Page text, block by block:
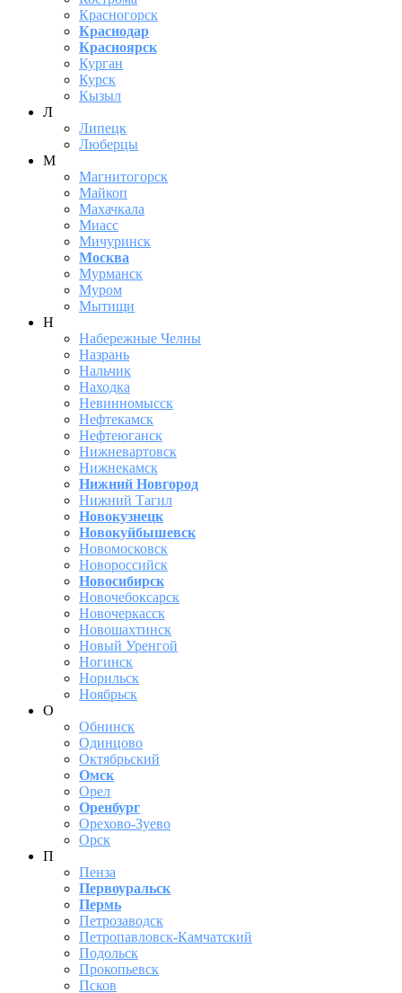
Красногорск
Краснодар
Красноярск
Курган
Курск
Кызыл
Л
Липецк
Люберцы
М
Магнитогорск
Майкоп
Махачкала
Миасс
Мичуринск
Москва
Мурманск
Муром
Мытищи
Н
Набережные Челны
Назрань
Нальчик
Находка
Невинномысск
Нефтекамск
Нефтеюганск
Нижневартовск
Нижнекамск
Нижний Новгород
Нижний Тагил
Новокузнецк
Новокуйбышевск
Новомосковск
Новороссийск
Новосибирск
Новочебоксарск
Новочеркасск
Новошахтинск
Новый Уренгой
Ногинск
Норильск
Ноябрьск
О
Обнинск
Одинцово
Октябрьский
Омск
Орел
Оренбург
Орехово-Зуево
Орск
П
Пенза
Первоуральск
Пермь
Петрозаводск
Петропавловск-Камчатский
Подольск
Прокопьевск
Псков